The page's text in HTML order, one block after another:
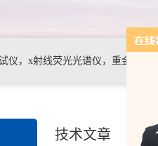
仪，x射线荧光光谱仪，重金属检
持土壤分析仪，ROHS2.0分析仪，
技术文章